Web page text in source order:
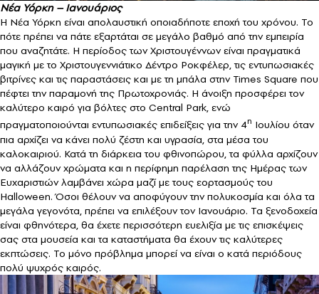
Νέα Υόρκη – Ιανουάριος
Η Νέα Υόρκη είναι απολαυστική οποιαδήποτε εποχή του χρόνου. Το
πότε πρέπει να πάτε εξαρτάται σε μεγάλο βαθμό από την εμπειρία
που αναζητάτε. Η περίοδος των Χριστουγέννων είναι πραγματικά
μαγική με το Χριστουγεννιάτικο Δέντρο Ροκφέλερ, τις εντυπωσιακές
βιτρίνες και τις παραστάσεις και με τη μπάλα στην Times Square που
πέφτει την παραμονή της Πρωτοχρονιάς. Η άνοιξη προσφέρει τον
καλύτερο καιρό για βόλτες στο Central Park, ενώ
πραγματοποιούνται εντυπωσιακές επιδείξεις για την 4η Ιουλίου όταν
πια αρχίζει να κάνει πολύ ζέστη και υγρασία, στα μέσα του
καλοκαιριού. Κατά τη διάρκεια του φθινοπώρου, τα φύλλα αρχίζουν
να αλλάζουν χρώματα και η περίφημη παρέλαση της Ημέρας των
Ευχαριστιών λαμβάνει χώρα μαζί με τους εορτασμούς του
Halloween. Όσοι θέλουν να αποφύγουν την πολυκοσμία και όλα τα
μεγάλα γεγονότα, πρέπει να επιλέξουν τον Ιανουάριο. Τα ξενοδοχεία
είναι φθηνότερα, θα έχετε περισσότερη ευελιξία με τις επισκέψεις
σας στα μουσεία και τα καταστήματα θα έχουν τις καλύτερες
εκπτώσεις. Το μόνο πρόβλημα μπορεί να είναι ο κατά περιόδους
πολύ ψυχρός καιρός.